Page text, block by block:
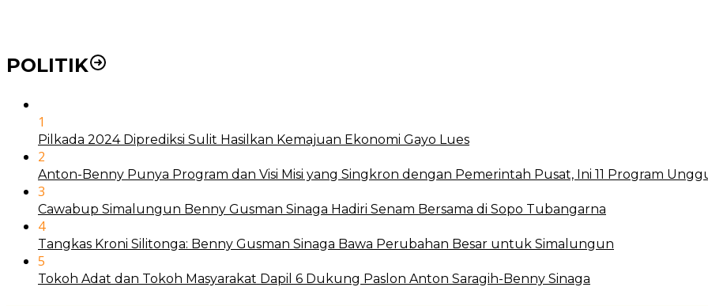
POLITIK
1
Pilkada 2024 Diprediksi Sulit Hasilkan Kemajuan Ekonomi Gayo Lues
2
Anton-Benny Punya Program dan Visi Misi yang Singkron dengan Pemerintah Pusat, Ini 11 Program
3
Cawabup Simalungun Benny Gusman Sinaga Hadiri Senam Bersama di Sopo Tubangarna
4
Tangkas Kroni Silitonga: Benny Gusman Sinaga Bawa Perubahan Besar untuk Simalungun
5
Tokoh Adat dan Tokoh Masyarakat Dapil 6 Dukung Paslon Anton Saragih-Benny Sinaga